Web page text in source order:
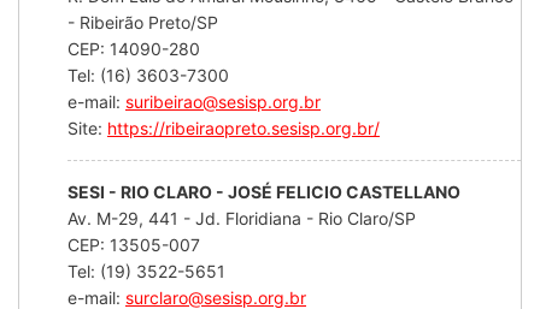
- Ribeirão Preto/SP
CEP: 14090-280
Tel: (16) 3603-7300
e-mail: suribeirao@sesisp.org.br
Site: https://ribeiraopreto.sesisp.org.br/
SESI - RIO CLARO - JOSÉ FELICIO CASTELLANO
Av. M-29, 441 - Jd. Floridiana - Rio Claro/SP
CEP: 13505-007
Tel: (19) 3522-5651
e-mail: surclaro@sesisp.org.br